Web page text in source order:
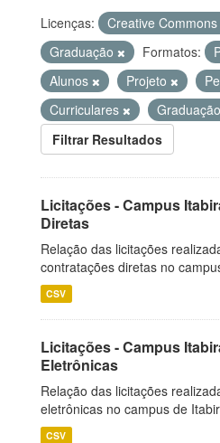
Licenças: Creative
Graduação
Formatos:
Alunos
Projeto
Curriculares
Graduação
Filtrar Resultados
Licitações - Campus
Diretas
Relação das licitações
contratações diretas no
CSV
Licitações - Campus
Eletrônicas
Relação das licitações
eletrônicas no campus de
CSV